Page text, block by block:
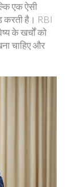
एक ऐसी
करती है। RBI
के खर्चों को
चाहिए और